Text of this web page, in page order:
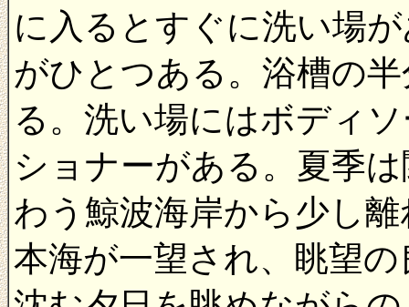
に入るとすぐに洗い場
がひとつある。浴槽の
る。洗い場にはボディ
ショナーがある。夏季
わう鯨波海岸から少し
本海が一望され、眺望